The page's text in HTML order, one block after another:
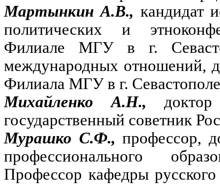
Мартынкин А.В., кандидат
политических и
Филиале МГУ в г.
международных отношений,
Филиала МГУ в г.
Михайленко А.Н.,
государственный советник
Мурашко С.Ф., профессор,
профессионального
Профессор кафедры